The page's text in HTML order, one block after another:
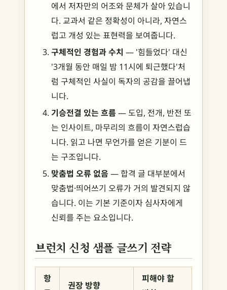
에서 저자만의 어조와 문체가 살아 있습니
다. 교과서 같은 정확성이 아니라, 자연스
럽고 개성 있는 표현력을 보여줍니다.
구체적인 경험과 수치 — '힘들었다' 대신
'3개월 동안 매일 밤 11시에 퇴근했다'처
럼 구체적인 사실이 독자의 공감을 끌어냅
니다.
기승전결 있는 흐름 — 도입, 전개, 반전 또
는 인사이트, 마무리의 흐름이 자연스럽습
니다. 읽고 나면 무언가를 얻은 기분이 드
는 구조입니다.
맞춤법 오류 없음 — 합격 글 대부분에서
맞춤법·띄어쓰기 오류가 거의 발견되지 않
습니다. 이는 기본 기준이자 심사자에게
신뢰를 주는 요소입니다.
브런치 신청 샘플 글쓰기 전략
항
권장 방향
피해야 할